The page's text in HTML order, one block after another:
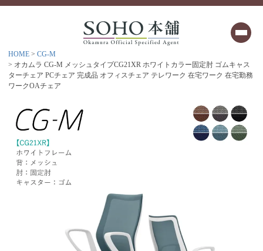
HOME
CG-M
オカムラ CG-M メッシュタイプCG21XR ホワイトカラー固定肘 ゴムキャス
ターチェア PCチェア 完成品 オフィスチェア テレワーク 在宅ワーク 在宅勤務
ワークOAチェア